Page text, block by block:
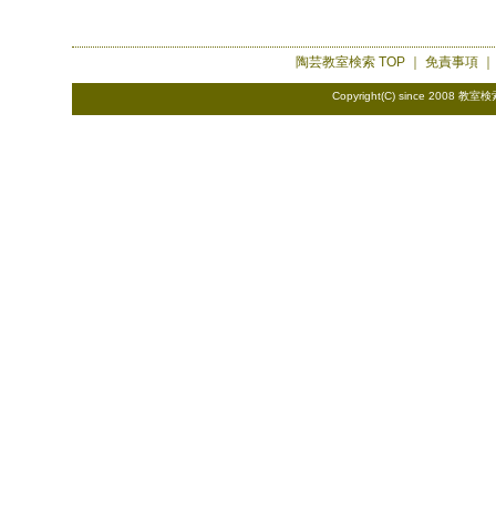
陶芸教室検索TOP ｜ 免責事項
Copyright(C) since 2008 教室検